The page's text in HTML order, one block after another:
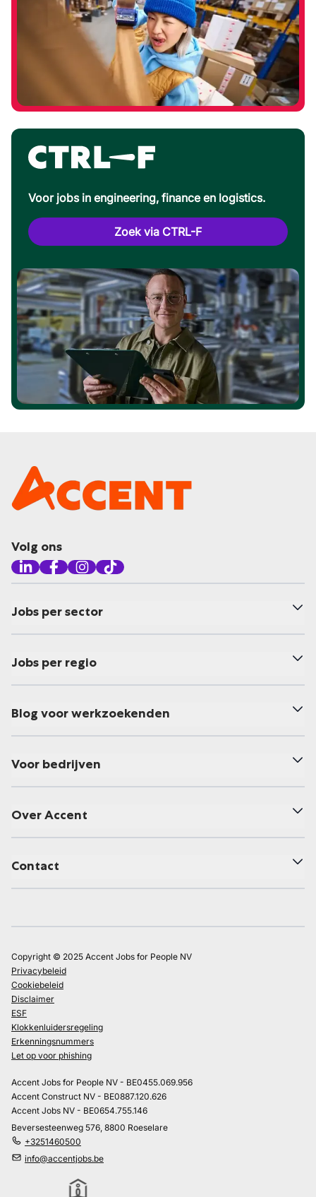
Voor jobs in engineering, finance en logistics.
Zoek via CTRL-F
Volg ons
Jobs per sector
Jobs per regio
Blog voor werkzoekenden
Voor bedrijven
Over Accent
Contact
Copyright © 2025 Accent Jobs for People NV
Privacybeleid
Cookiebeleid
Disclaimer
ESF
Klokkenluidersregeling
Erkenningsnummers
Let op voor phishing
Accent Jobs for People NV - BE0455.069.956
Accent Construct NV - BE0887.120.626
Accent Jobs NV - BE0654.755.146
Beversesteenweg 576, 8800 Roeselare
+3251460500
info@accentjobs.be